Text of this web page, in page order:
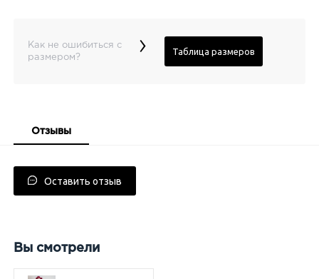
Как не ошибиться с
размером?
› Таблица размеров
Отзывы
Оставить отзыв
Вы смотрели